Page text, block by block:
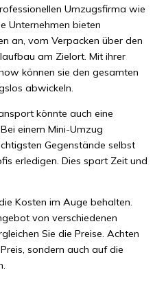
Umzugsfirma wie
Unternehmen bieten
an, vom Verpacken über den
am Zielort. Mit ihrer
können sie den gesamten
abwickeln.
könnte auch eine
einem Mini-Umzug
Gegenstände selbst
erledigen. Dies spart Zeit und
Kosten im Auge behalten.
von verschiedenen
Sie die Preise. Achten
sondern auch auf die